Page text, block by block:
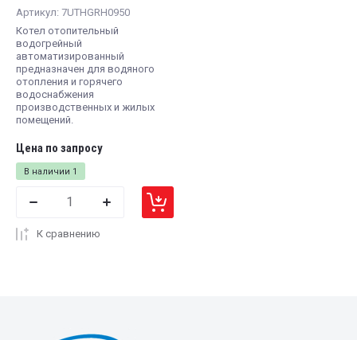
Артикул: 7UTHGRH0950
Котел отопительный
водогрейный
автоматизированный
предназначен для водяного
отопления и горячего
водоснабжения
производственных и жилых
помещений.
В наличии 1
Цена по запросу
К сравнению